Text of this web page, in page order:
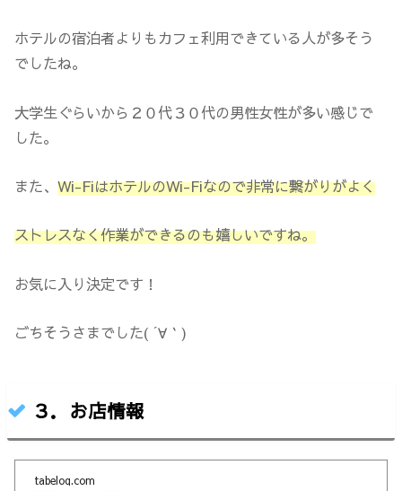
ホテルの宿泊者よりもカフェ利用できている人が多そう
でしたね。
大学生ぐらいから２０代３０代の男性女性が多い感じで
した。
また、Wi-FiはホテルのWi-Fiなので非常に繋がりがよく
ストレスなく作業ができるのも嬉しいですね。
お気に入り決定です！
ごちそうさまでした( ´∀｀)
３．お店情報
tabelog.com